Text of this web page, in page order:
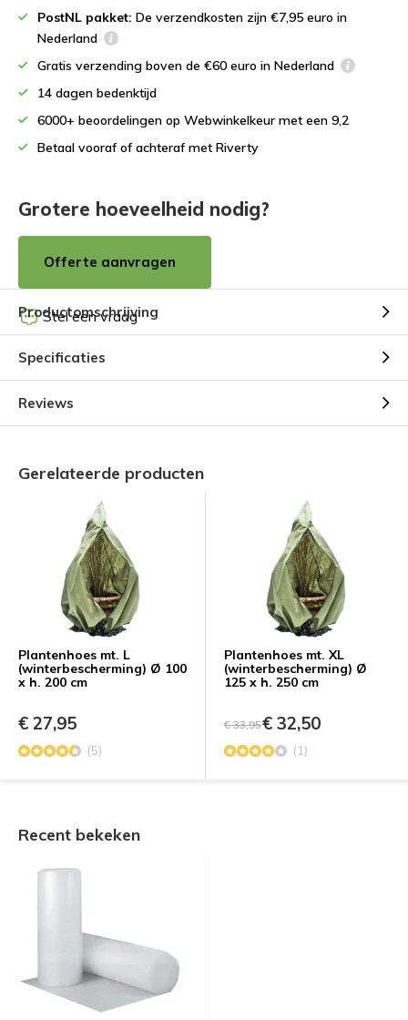
PostNL pakket: De verzendkosten zijn €7,95 euro in
Nederland
Gratis verzending boven de €60 euro in Nederland
14 dagen bedenktijd
6000+ beoordelingen op Webwinkelkeur met een 9,2
Betaal vooraf of achteraf met Riverty
Grotere hoeveelheid nodig?
Offerte aanvragen
Stel een vraag
Productomschrijving
Specificaties
Reviews
Gerelateerde producten
Plantenhoes mt. L
(winterbescherming) Ø 100
x h. 200 cm
€ 27,95
(5)
Plantenhoes mt. XL
(winterbescherming) Ø
125 x h. 250 cm
€ 33,95€ 32,50
(1)
Recent bekeken